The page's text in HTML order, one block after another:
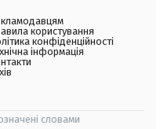
користування
конфіденційності
інформація
словами